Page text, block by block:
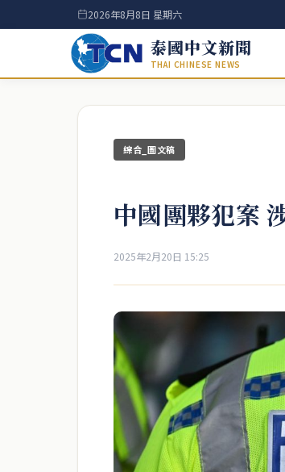
2026年8月8日 星期六
泰國中文新聞
THAI CHINESE NEWS
綜合_圖文稿
中國團夥犯案
2025年2月20日 15:25